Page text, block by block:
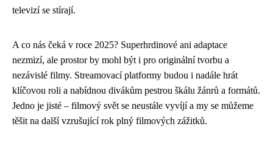
televizí se stírají.
A co nás čeká v roce 2025? Superhrdinové ani adaptace
nezmizí, ale prostor by mohl být i pro originální tvorbu a
nezávislé filmy. Streamovací platformy budou i nadále hrát
klíčovou roli a nabídnou divákům pestrou škálu žánrů a formátů.
Jedno je jisté – filmový svět se neustále vyvíjí a my se můžeme
těšit na další vzrušující rok plný filmových zážitků.